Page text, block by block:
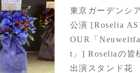
東京ガーデンシ
公演 [Roselia
OUR「
t」] Roseliaの皆
出演スタンド花